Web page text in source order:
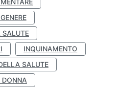
SALUTE
INQUINAMENTO
SALUTE